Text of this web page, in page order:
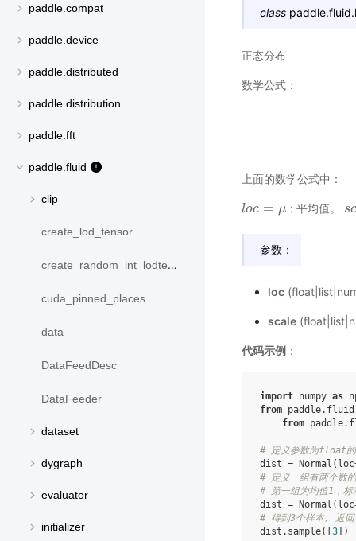
paddle.compat
paddle.device
paddle.distributed
paddle.distribution
paddle.fft
paddle.fluid
clip
create_lod_tensor
create_random_int_lodtensor
cuda_pinned_places
data
DataFeedDesc
DataFeeder
dataset
dygraph
evaluator
initializer
class
正态分布
数学公式：
上面的数学公式中：
loc = μ
loc= μ : 平均值。 s
sc
参数：
loc
scale
代码示例 ：
import numpy as
from paddle.fluid
from
# 定义参数为float的
dist = Normal ( loc
# 定义一组有两个数
# 第一组为均值1，标
dist = Normal ( loc
# 得到3个样本, 返
dist . sample([ 3 ])